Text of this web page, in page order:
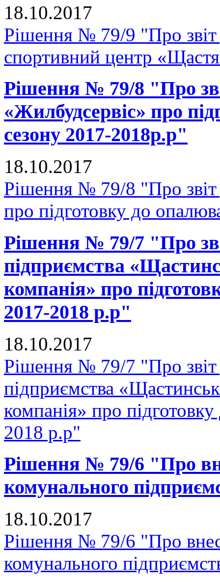
18.10.2017
Рішення № 79/9 "Про
спортивний центр
Рішення № 79/8 "Про
«Жилбудсервіс» про
сезону 2017-2018р.р"
18.10.2017
Рішення № 79/8 "Про
про підготовку до
Рішення № 79/7 "Про
підприємства
компанія» про
2017-2018 р.р"
18.10.2017
Рішення № 79/7 "Про звіт
підприємства
компанія» про
2018 р.р"
Рішення № 79/6 "Про
комунального
18.10.2017
Рішення № 79/6 "Про
комунального